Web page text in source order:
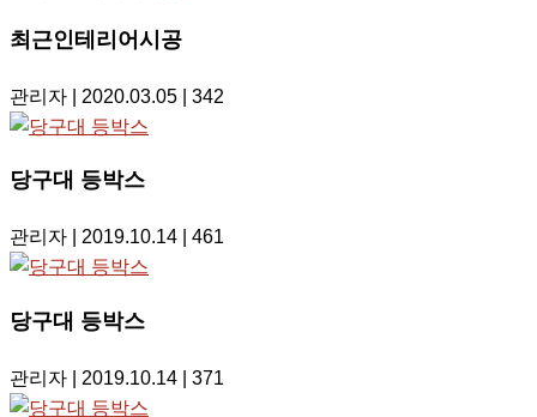
최근인테리어시공
관리자 | 2020.03.05 | 342
당구대 등박스
관리자 | 2019.10.14 | 461
당구대 등박스
관리자 | 2019.10.14 | 371